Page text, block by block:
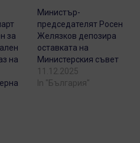
за
на
Министър-
председателят Росен
Желязков депозира
оставката на
Министерския съвет
11.12.2025
In "България"